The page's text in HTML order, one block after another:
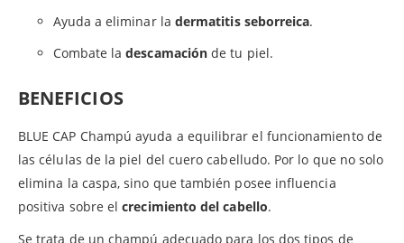
Ayuda a eliminar la dermatitis seborreica.
Combate ladescamación de tu piel.
BENEFICIOS
BLUE CAP Champú ayuda a equilibrar el funcionamiento de
las células de la piel del cuero cabelludo. Por lo que no solo
elimina la caspa, sino que también posee influencia
positiva sobre elcrecimiento del cabello.
Se trata de un champú adecuado para los dos tipos de